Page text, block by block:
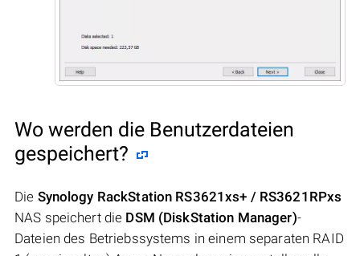
Wo werden die Benutzerdateien
gespeichert?
Die Synology RackStation RS3621xs+ / RS3621RPxs
NAS speichert die DSM (DiskStation Manager)-
Dateien des Betriebssystems in einem separaten RAID